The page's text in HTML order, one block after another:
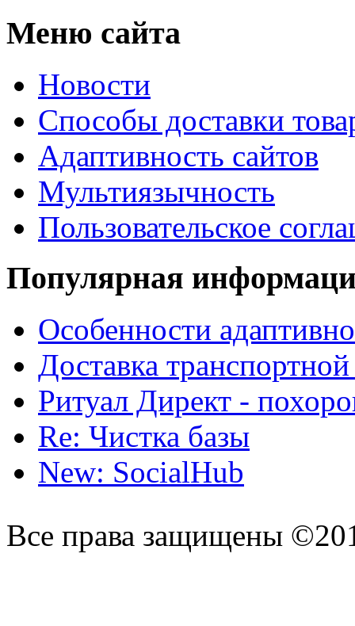
Меню сайта
Новости
Способы доставки
Адаптивность сайтов
Мультиязычность
Пользовательское
Популярная
Особенности
Доставка
Ритуал Директ -
Re: Чистка базы
New: SocialHub
Все права защищены